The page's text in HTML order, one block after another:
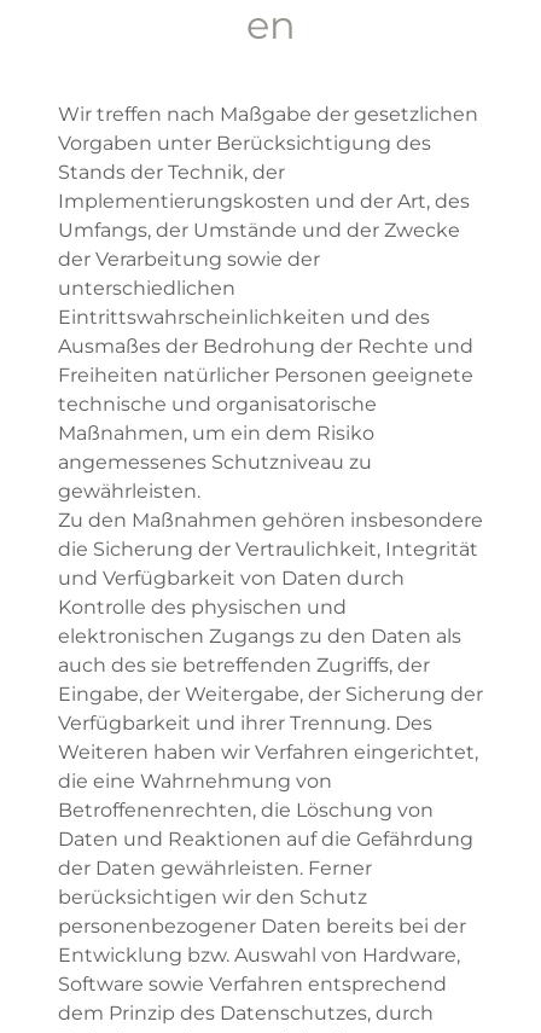
en
Wir treffen nach Maßgabe der gesetzlichen
Vorgaben unter Berücksichtigung des
Stands der Technik, der
Implementierungskosten und der Art, des
Umfangs, der Umstände und der Zwecke
der Verarbeitung sowie der
unterschiedlichen
Eintrittswahrscheinlichkeiten und des
Ausmaßes der Bedrohung der Rechte und
Freiheiten natürlicher Personen geeignete
technische und organisatorische
Maßnahmen, um ein dem Risiko
angemessenes Schutzniveau zu
gewährleisten.
Zu den Maßnahmen gehören insbesondere
die Sicherung der Vertraulichkeit, Integrität
und Verfügbarkeit von Daten durch
Kontrolle des physischen und
elektronischen Zugangs zu den Daten als
auch des sie betreffenden Zugriffs, der
Eingabe, der Weitergabe, der Sicherung der
Verfügbarkeit und ihrer Trennung. Des
Weiteren haben wir Verfahren eingerichtet,
die eine Wahrnehmung von
Betroffenenrechten, die Löschung von
Daten und Reaktionen auf die Gefährdung
der Daten gewährleisten. Ferner
berücksichtigen wir den Schutz
personenbezogener Daten bereits bei der
Entwicklung bzw. Auswahl von Hardware,
Software sowie Verfahren entsprechend
dem Prinzip des Datenschutzes, durch